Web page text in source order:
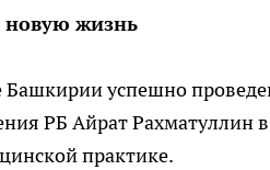
новую жизнь
Башкирии успешно
РБ Айрат Рахматуллин в
практике.